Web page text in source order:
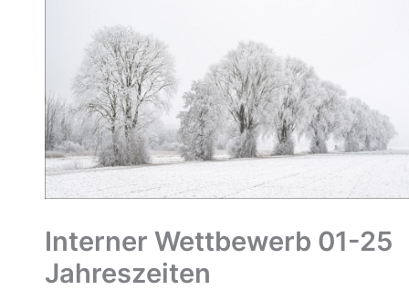
Interner Wettbewerb 01-25
Jahreszeiten